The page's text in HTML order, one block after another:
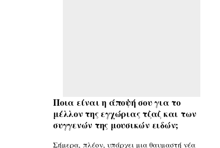
Ποια είναι η άποψή σου για το
μέλλον της εγχώριας τζαζ και των
συγγενών της μουσικών ειδών;
Σήμερα, πλέον, υπάρχει μια θαυμαστή νέα